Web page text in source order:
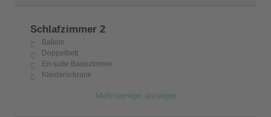
Schlafzimmer 2
Balkon
Doppelbett
En-suite Badezimmer
Kleiderschrank
Mehr/weniger anzeigen